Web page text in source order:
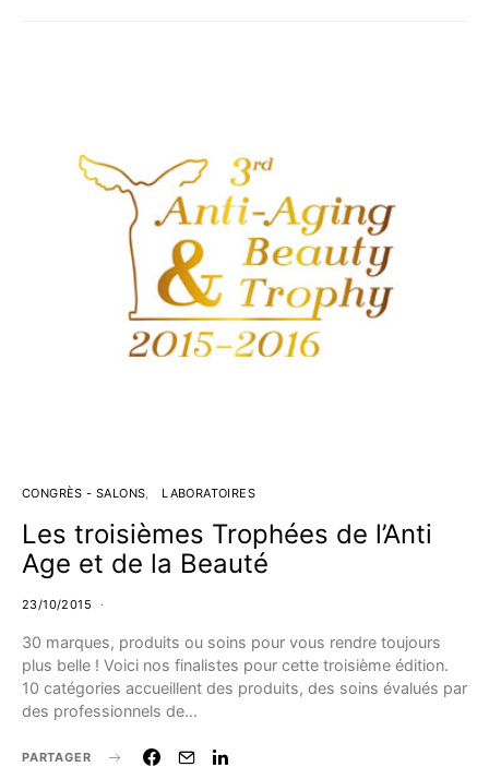
CONGRÈS - SALONS LABORATOIRES
Les troisièmes Trophées de l’Anti
Age et de la Beauté
23/10/2015
30 marques, produits ou soins pour vous rendre toujours
plus belle ! Voici nos finalistes pour cette troisième édition.
10 catégories accueillent des produits, des soins évalués par
des professionnels de…
PARTAGER